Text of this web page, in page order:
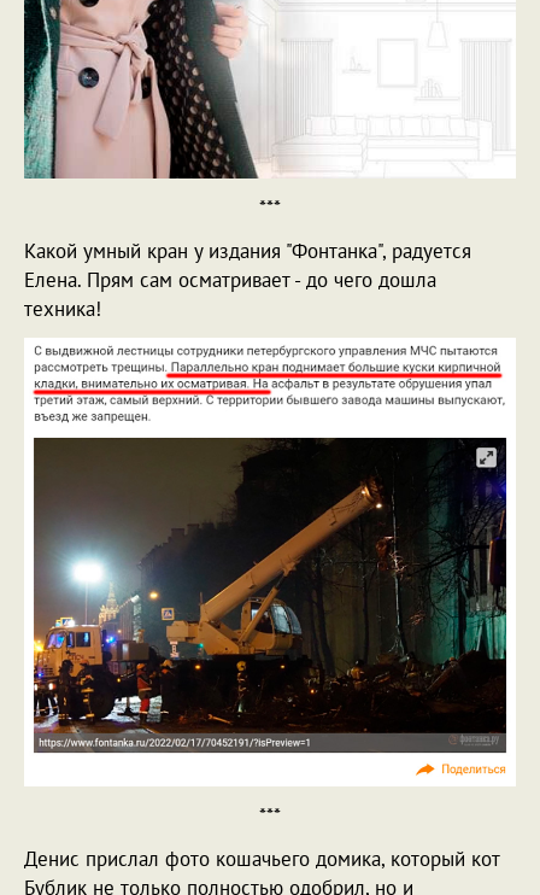
***
Какой умный кран у издания "Фонтанка", радуется
Елена. Прям сам осматривает - до чего дошла
техника!
***
Денис прислал фото кошачьего домика, который кот
Бублик не только полностью одобрил, но и